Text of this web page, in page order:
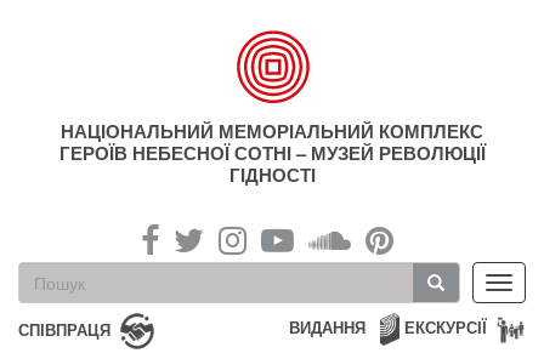
НАЦІОНАЛЬНИЙ МЕМОРІАЛЬНИЙ КОМПЛЕКС
ГЕРОЇВ НЕБЕСНОЇ СОТНІ – МУЗЕЙ РЕВОЛЮЦІЇ
ГІДНОСТІ
Пошукова
форма
Пошук
СПІВПРАЦЯ ЕКСКУРСІЇ
ВИДАННЯ